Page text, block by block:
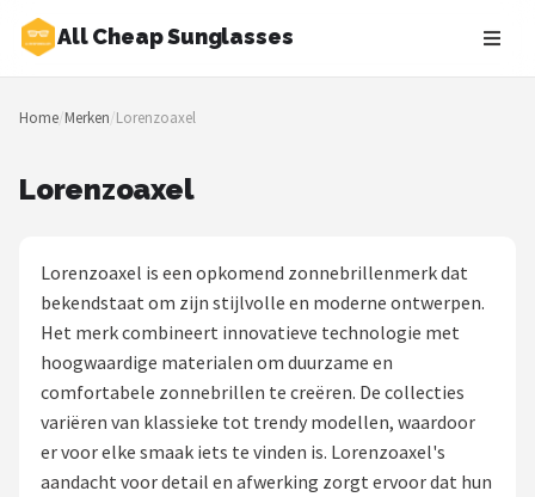
All Cheap Sunglasses
Zoeken
NAVIGATIE
Blog
Zonnebrillen
Baby zonnebrillen
Shop
Home/Merken/Lorenzoaxel
Lorenzoaxel
Lorenzoaxel is een opkomend zonnebrillenmerk dat
bekendstaat om zijn stijlvolle en moderne ontwerpen.
Het merk combineert innovatieve technologie met
hoogwaardige materialen om duurzame en
comfortabele zonnebrillen te creëren. De collecties
variëren van klassieke tot trendy modellen, waardoor
er voor elke smaak iets te vinden is. Lorenzoaxel's
aandacht voor detail en afwerking zorgt ervoor dat hun